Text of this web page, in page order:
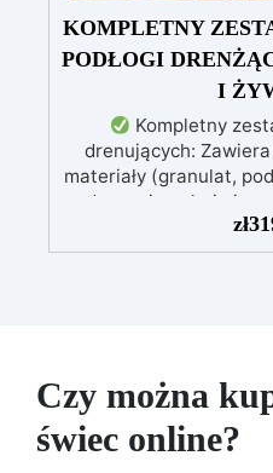
KOMPLETNY
PODŁOGI
I
Kompletny
drenujących:
materiały (granulat,
do powierzchni
Łatwy w aplikacji:
zapewniają
naprawczych, w
Wszechstronny i
do betonu, cementu,
ziemi utwardzonej
zł
Czy można
świec online?